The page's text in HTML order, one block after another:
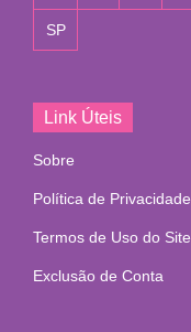
SP
Link Úteis
Sobre
Política de Privacidade
Termos de Uso do Site
Exclusão de Conta